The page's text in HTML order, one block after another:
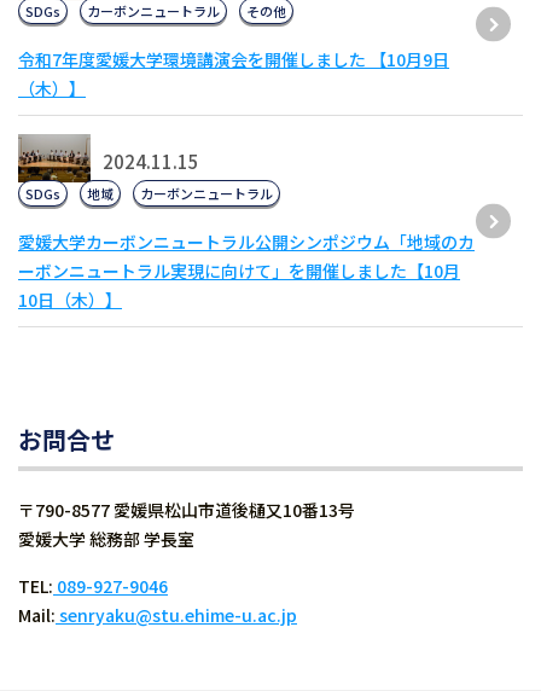
令和7年度愛媛大学環境講演会を開催しました 【10月9日
（木）】
SDGs カーボンニュートラル その他
2024.11.15
愛媛大学カーボンニュートラル公開シンポジウム「地域のカ
ーボンニュートラル実現に向けて」を開催しました【10月
10日（木）】
SDGs 地域 カーボンニュートラル
お問合せ
〒790-8577 愛媛県松山市道後樋又10番13号
愛媛大学 総務部 学長室
TEL: 089-927-9046
Mail: senryaku@stu.ehime-u.ac.jp